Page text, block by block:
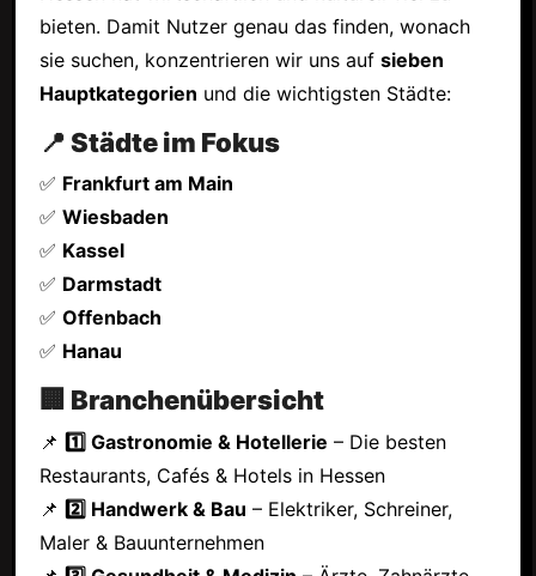
bieten. Damit Nutzer genau das finden, wonach
sie suchen, konzentrieren wir uns auf sieben
Hauptkategorien und die wichtigsten Städte:
📍 Städte im Fokus
✅ Frankfurt am Main
✅ Wiesbaden
✅ Kassel
✅ Darmstadt
✅ Offenbach
✅ Hanau
🏢 Branchenübersicht
📌 1️⃣ Gastronomie & Hotellerie – Die besten
Restaurants, Cafés & Hotels in Hessen
📌 2️⃣ Handwerk & Bau – Elektriker, Schreiner,
Maler & Bauunternehmen